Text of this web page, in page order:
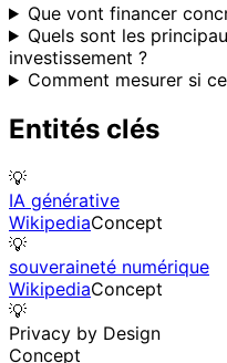
Que vont financer
Quels sont les
investissement ?
Comment mesurer si
Entités clés
💡
IA générative
WikipediaConcept
💡
souveraineté numérique
WikipediaConcept
💡
Privacy by Design
Concept